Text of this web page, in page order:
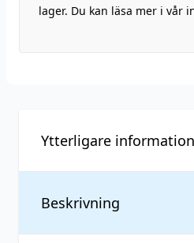
lager. Du kan läsa mer i vår
Beskrivning
Ytterligare information
Vikt
Antal ml
50 ml